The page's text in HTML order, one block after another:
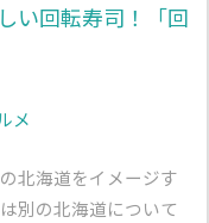
い回転寿司！「回
メ
北海道をイメージす
別の北海道について